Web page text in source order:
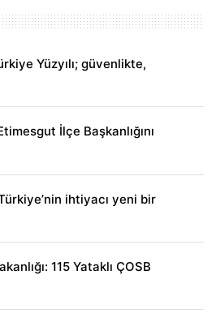
Yüzyılı; güvenlikte,
İlçe Başkanlığını
ihtiyacı yeni bir
115 Yataklı ÇOSB